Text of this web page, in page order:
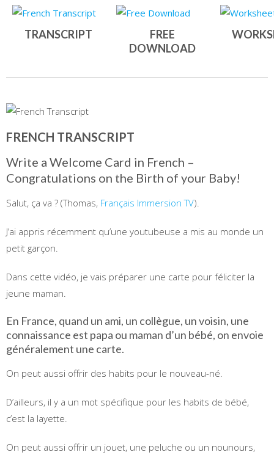
TRANSCRIPT
FREE
DOWNLOAD
FRENCH TRANSCRIPT
Write a Welcome Card in French –
Congratulations on the Birth of your Baby!
Salut, ça va ? (Thomas, Français Immersion TV).
J’ai appris récemment qu’une youtubeuse a mis au monde un
petit garçon.
Dans cette vidéo, je vais préparer une carte pour féliciter la
jeune maman.
En France, quand un ami, un collègue, un voisin, une
connaissance est papa ou maman d’un bébé, on envoie
généralement une carte.
On peut aussi offrir des habits pour le nouveau-né.
D’ailleurs, il y a un mot spécifique pour les habits de bébé,
c’est la layette.
On peut aussi offrir un jouet, une peluche ou un nounours,